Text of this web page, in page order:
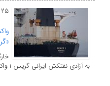
۲۵ مرداد ۱۳۹۸ - ۲:۰۶
به آزادی نفتکش ایرانی گریس ۱ واکنش نشان داد.